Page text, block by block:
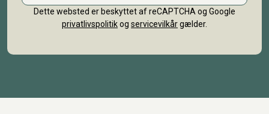
Dette websted er beskyttet af reCAPTCHA og Google
privatlivspolitikog servicevilkårgælder.